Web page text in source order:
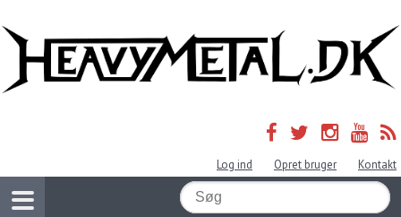
Log ind Opret bruger Kontakt